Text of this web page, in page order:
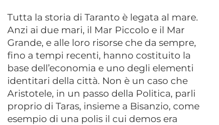
Tutta la storia di Taranto è legata al mare.
Anzi ai due mari, il Mar Piccolo e il Mar
Grande, e alle loro risorse che da sempre,
fino a tempi recenti, hanno costituito la
base dell’economia e uno degli elementi
identitari della città. Non è un caso che
Aristotele, in un passo della Politica, parli
proprio di Taras, insieme a Bisanzio, come
esempio di una polis il cui demos era